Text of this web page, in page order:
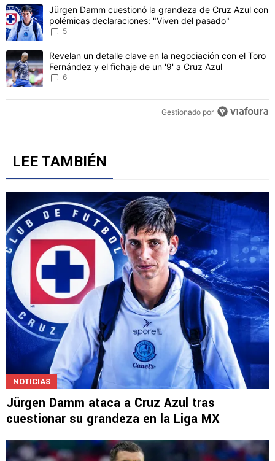
Este listado muestra los artículos con más comentarios en los
Un artículo de tendencia con el título "Jürgen Damm cuestionó la
Jürgen Damm cuestionó la grandeza de Cruz Azul con
polémicas declaraciones: "Viven del pasado"
5
Un artículo de tendencia con el título "Revelan un detalle clave
Revelan un detalle clave en la negociación con el Toro
Fernández y el fichaje de un '9' a Cruz Azul
6
Gestionado por
LEE TAMBIÉN
NOTICIAS
Jürgen Damm ataca a Cruz Azul tras
cuestionar su grandeza en la Liga MX